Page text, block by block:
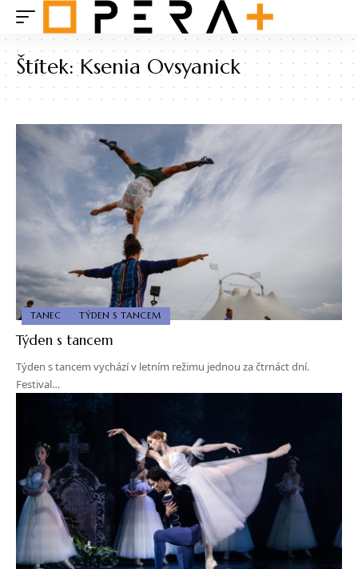
Štítek:Ksenia Ovsyanick
TANEC TÝDEN S TANCEM
Týden s tancem
Týden s tancem vychází v letním režimu jednou za čtrnáct dní.
Festival…